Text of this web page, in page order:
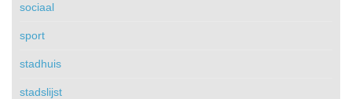
sociaal
sport
stadhuis
stadslijst